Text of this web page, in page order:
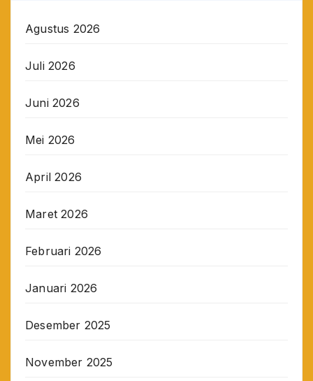
Agustus 2026
Juli 2026
Juni 2026
Mei 2026
April 2026
Maret 2026
Februari 2026
Januari 2026
Desember 2025
November 2025